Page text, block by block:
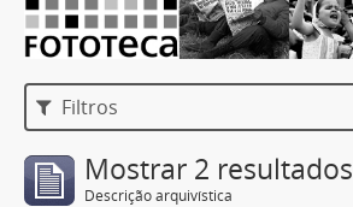
Filtros
Mostrar 2 resultados
Descrição arquivística